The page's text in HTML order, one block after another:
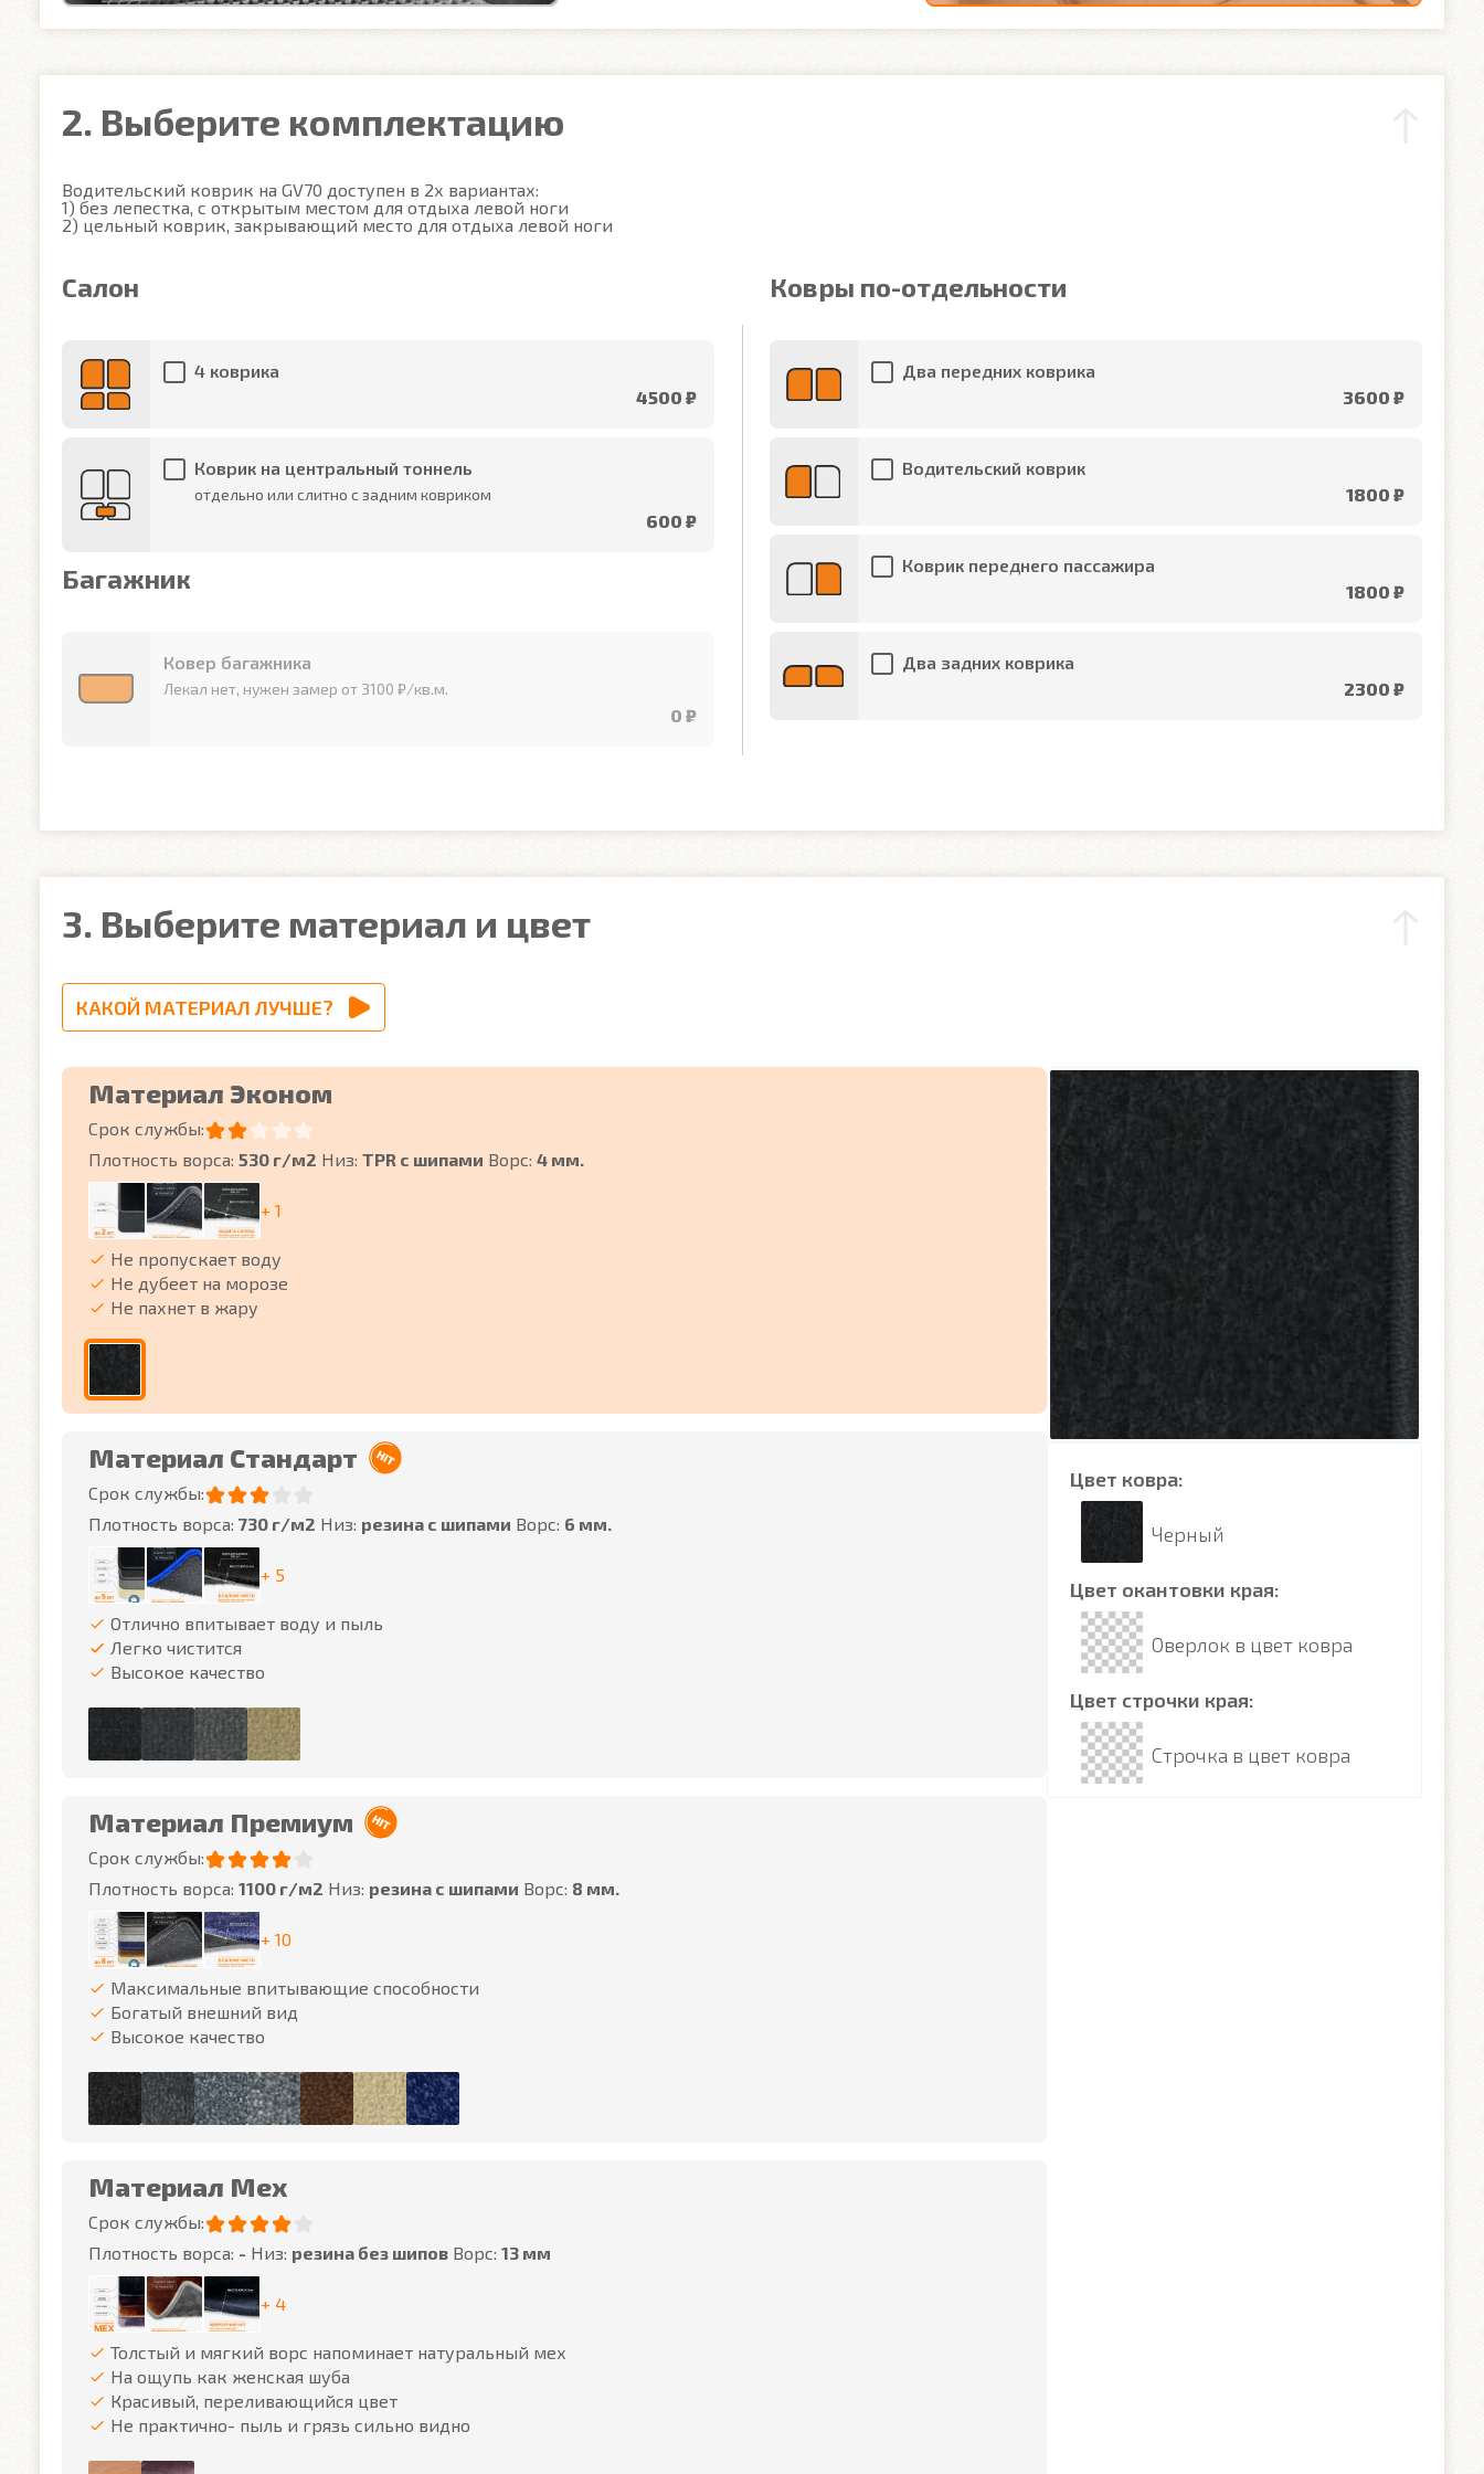
2. Выберите комплектацию
Водительский коврик на GV70 доступен в 2х вариантах:
1) без лепестка, с открытым местом для отдыха левой ноги
2) цельный коврик, закрывающий место для отдыха левой ноги
Салон
4 коврика
4500 ₽
Коврик на центральный тоннель
отдельно или слитно с задним ковриком
600 ₽
Багажник
Ковер багажника
Лекал нет, нужен замер от 3100 ₽/кв.м.
0 ₽
Ковры по-отдельности
Два передних коврика
3600 ₽
Водительский коврик
1800 ₽
Коврик переднего пассажира
1800 ₽
Два задних коврика
2300 ₽
3. Выберите материал и цвет
КАКОЙ МАТЕРИАЛ ЛУЧШЕ?
Материал Эконом
Срок службы:
Плотность ворса: 530 г/м2 Низ: TPR с шипами Ворс: 4 мм.
+ 1
Не пропускает воду
Не дубеет на морозе
Не пахнет в жару
Материал Стандарт
Срок службы:
Плотность ворса: 730 г/м2 Низ: резина с шипами Ворс: 6 мм.
+ 5
Отлично впитывает воду и пыль
Легко чистится
Высокое качество
Материал Премиум
Срок службы:
Плотность ворса: 1100 г/м2 Низ: резина с шипами Ворс: 8 мм.
+ 10
Максимальные впитывающие способности
Богатый внешний вид
Высокое качество
Материал Мех
Срок службы:
Плотность ворса: - Низ: резина без шипов Ворс: 13 мм
+ 4
Толстый и мягкий ворс напоминает натуральный мех
На ощупь как женская шуба
Красивый, переливающийся цвет
Не практично- пыль и грязь сильно видно
Цвет ковра:
Черный
Цвет окантовки края:
Оверлок в цвет ковра
Цвет строчки края:
Строчка в цвет ковра